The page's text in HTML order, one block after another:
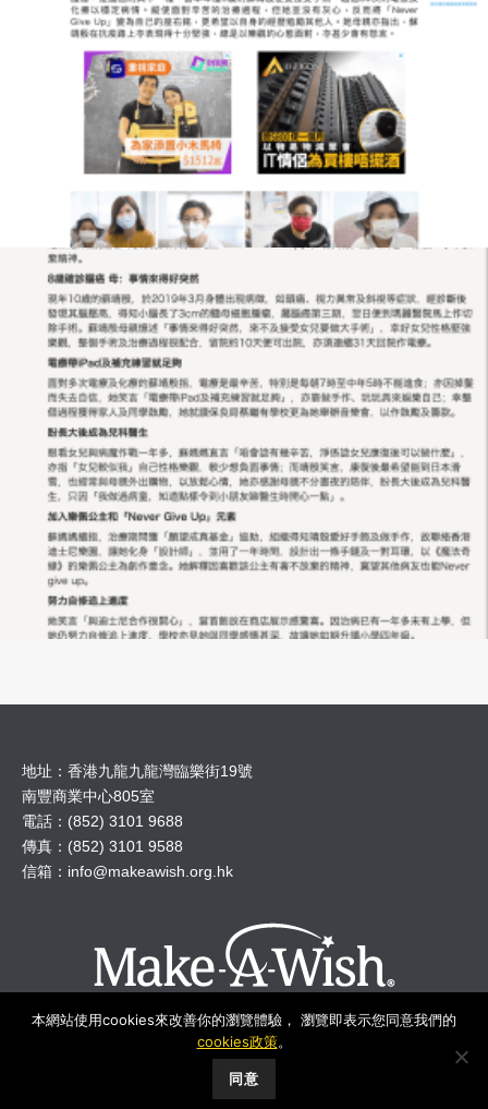
地址：香港九龍九龍灣臨樂街19號
南豐商業中心805室
電話：(852) 3101 9688
傳真：(852) 3101 9588
信箱： info@makeawish.org.hk
© 2018 Make A Wish Hong Kong All Rights Reserved.
Make-A-Wish Foundation International
本網站使用cookies來改善你的瀏覽體驗， 瀏覽即表示您同意我們的
cookies政策。
同意